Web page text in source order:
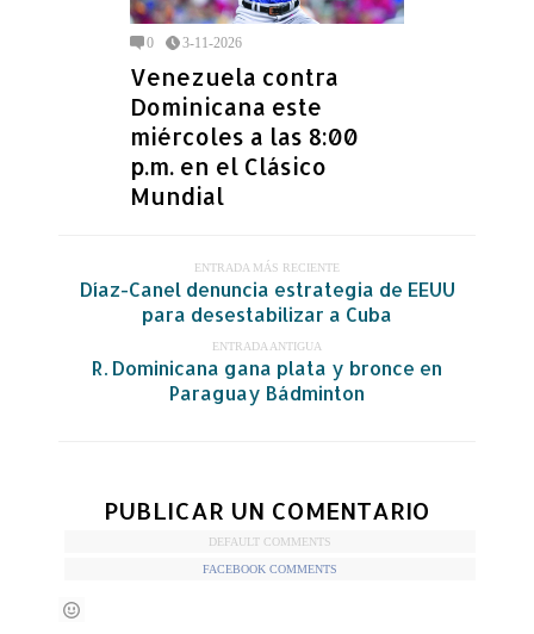
0 3-11-2026
Venezuela contra
Dominicana este
miércoles a las 8:00
p.m. en el Clásico
Mundial
ENTRADA MÁS RECIENTE
Díaz-Canel denuncia estrategia de EEUU
para desestabilizar a Cuba
ENTRADA ANTIGUA
R. Dominicana gana plata y bronce en
Paraguay Bádminton
PUBLICAR UN COMENTARIO
DEFAULT COMMENTS
FACEBOOK COMMENTS